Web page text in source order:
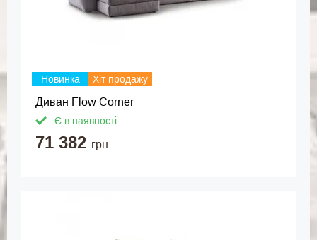
Новинка Хіт продажу
Диван Flow Corner
Є в наявності
71 382 грн